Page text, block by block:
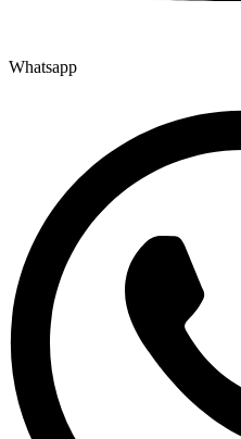
Whatsapp